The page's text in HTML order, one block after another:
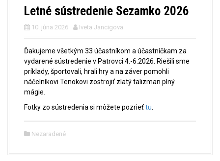
Letné sústredenie Sezamko 2026
10. júna 2026 Iveta Jancigova
Ďakujeme všetkým 33 účastníkom a účastníčkam za
vydarené sústredenie v Patrovci 4.-6.2026. Riešili sme
príklady, športovali, hrali hry a na záver pomohli
náčelníkovi Tenokovi zostrojiť zlatý talizman plný
mágie.
Fotky zo sústredenia si môžete pozrieťtu
Nezaradené